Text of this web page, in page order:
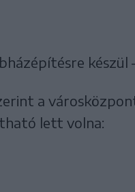
készül
a
lett volna: